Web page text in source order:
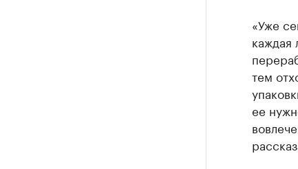
«Уже
каждая
тем
ее